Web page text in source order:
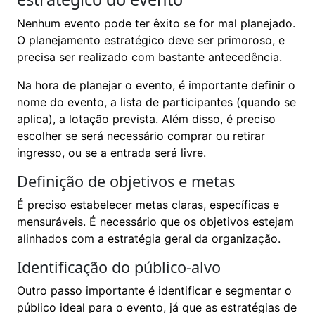
Nenhum evento pode ter êxito se for mal planejado.
O planejamento estratégico deve ser primoroso, e
precisa ser realizado com bastante antecedência.
Na hora de planejar o evento, é importante definir o
nome do evento, a lista de participantes (quando se
aplica), a lotação prevista. Além disso, é preciso
escolher se será necessário comprar ou retirar
ingresso, ou se a entrada será livre.
Definição de objetivos e metas
É preciso estabelecer metas claras, específicas e
mensuráveis. É necessário que os objetivos estejam
alinhados com a estratégia geral da organização.
Identificação do público-alvo
Outro passo importante é identificar e segmentar o
público ideal para o evento, já que as estratégias de